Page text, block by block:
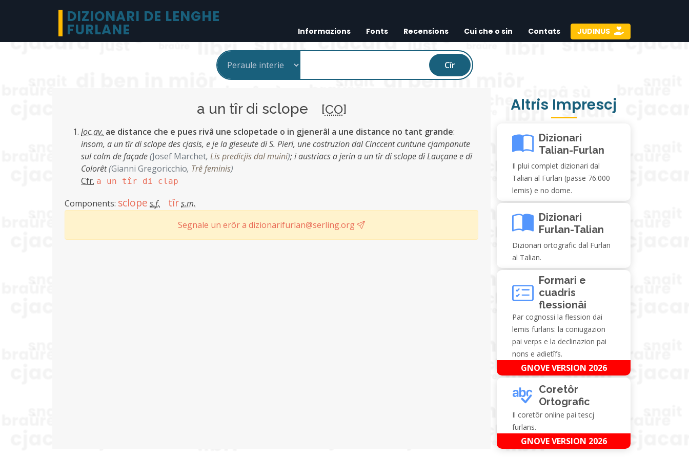
DIZIONARI DE LENGHE
FURLANE Informazions Fonts Recensions Cui che o sin Contats JUDINUS
Cîr
a un tîr di sclope [CO]
loc.av. ae distance che e pues rivâ une sclopetade o in gjenerâl a une distance no tant grande:
insom, a un tîr di sclope des cjasis, e je la gleseute di S. Pieri, une costruzion dal Cinccent cuntune cjampanute
sul colm de façade(Josef Marchet, Lis predicjis dal muini);i austriacs a jerin a un tîr di sclope di Lauçane e di
Colorêt(Gianni Gregoricchio, Trê feminis)
Cfr. a un tîr di clap
Components: sclope s.f. tîrs.m.
Segnale un erôr a dizionarifurlan@serling.org
Altris Imprescj
Dizionari
Talian-Furlan
Il plui complet dizionari dal
Talian al Furlan (passe 76.000
lemis) e no dome.
Dizionari
Furlan-Talian
Dizionari ortografic dal Furlan
al Talian.
Formari e
cuadris
flessionâi
Par cognossi la flession dai
lemis furlans: la coniugazion
pai verps e la declinazion pai
nons e adietîfs.
GNOVE VERSION 2026
Coretôr
Ortografic
Il coretôr online pai tescj
furlans.
GNOVE VERSION 2026